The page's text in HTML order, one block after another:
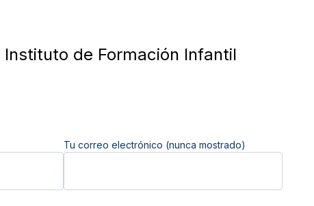
Instituto de Formación Infantil
Tu correo electrónico (nunca mostrado)